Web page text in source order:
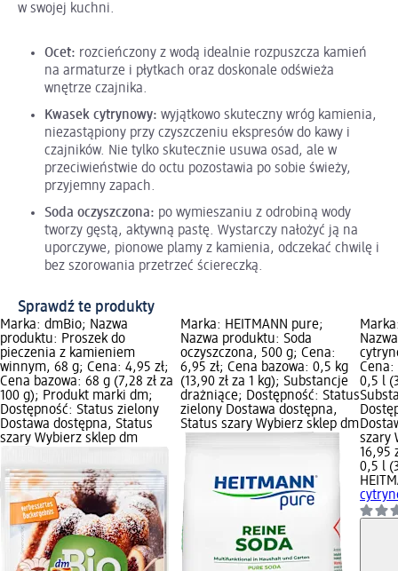
w swojej kuchni.
Ocet: rozcieńczony z wodą idealnie rozpuszcza kamień
na armaturze i płytkach oraz doskonale odświeża
wnętrze czajnika.
Kwasek cytrynowy: wyjątkowo skuteczny wróg kamienia,
niezastąpiony przy czyszczeniu ekspresów do kawy i
czajników. Nie tylko skutecznie usuwa osad, ale w
przeciwieństwie do octu pozostawia po sobie świeży,
przyjemny zapach.
Soda oczyszczona: po wymieszaniu z odrobiną wody
tworzy gęstą, aktywną pastę. Wystarczy nałożyć ją na
uporczywe, pionowe plamy z kamienia, odczekać chwilę i
bez szorowania przetrzeć ściereczką.
Sprawdź te produkty
Marka: dmBio; Nazwa
produktu: Proszek do
pieczenia z kamieniem
winnym, 68 g; Cena: 4,95 zł;
Cena bazowa: 68 g (7,28 zł za
100 g); Produkt marki dm;
Dostępność: Status zielony
Dostawa dostępna, Status
szary Wybierz sklep dm
Marka: HEITMANN pure;
Nazwa produktu: Soda
oczyszczona, 500 g; Cena:
6,95 zł; Cena bazowa: 0,5 kg
(13,90 zł za 1 kg); Substancje
drażniące; Dostępność: Status
zielony Dostawa dostępna,
Status szary Wybierz sklep dm
Cena:
0,5 l
szary
16,95
0,5 l